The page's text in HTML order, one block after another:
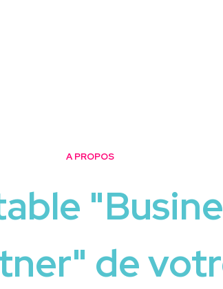
A PROPOS
de